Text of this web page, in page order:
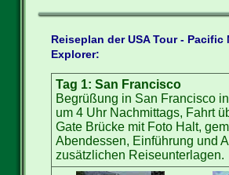
Reiseplan der USA Tour - Pacific
Explorer:
Tag 1: San Francisco
Begrüßung in San Francisco
um 4 Uhr Nachmittags, Fahrt
Gate Brücke mit Foto Halt,
Abendessen, Einführung und
zusätzlichen Reiseunterlagen.